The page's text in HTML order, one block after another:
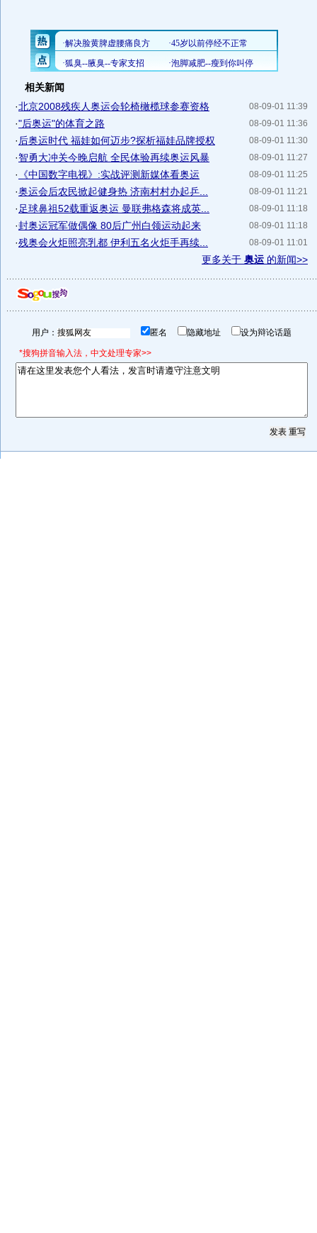
相关新闻
08-09-01 11:39
·北京2008残疾人奥运会轮椅橄榄球参赛资格
08-09-01 11:36
·"后奥运"的体育之路
08-09-01 11:30
· 后奥运时代 福娃如何迈步?探析福娃品牌授权
08-09-01 11:27
·智勇大冲关今晚启航 全民体验再续奥运风暴
08-09-01 11:25
· 《中国数字电视》:实战评测新媒体看奥运
08-09-01 11:21
·奥运会后农民掀起健身热 济南村村办起乒...
08-09-01 11:18
· 足球鼻祖52载重返奥运 曼联弗格森将成英...
08-09-01 11:18
·封奥运冠军做偶像 80后广州白领运动起来
08-09-01 11:01
·残奥会火炬照亮乳都 伊利五名火炬手再续...
更多关于 奥运 的新闻>>
用户： 匿名 隐藏地址 设为辩论话题
*搜狗拼音输入法，中文处理专家>>